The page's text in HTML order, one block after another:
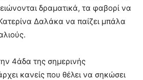
δραματικά, τα φαβορί να
Δαλάκα να παίζει μπάλα
4άδα της σημερινής
κανείς που θέλει να σηκώσει